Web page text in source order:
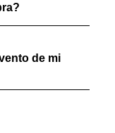
de mi